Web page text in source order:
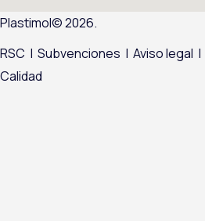
Plastimol© 2026.
RSC | Subvenciones | Aviso legal |
Calidad